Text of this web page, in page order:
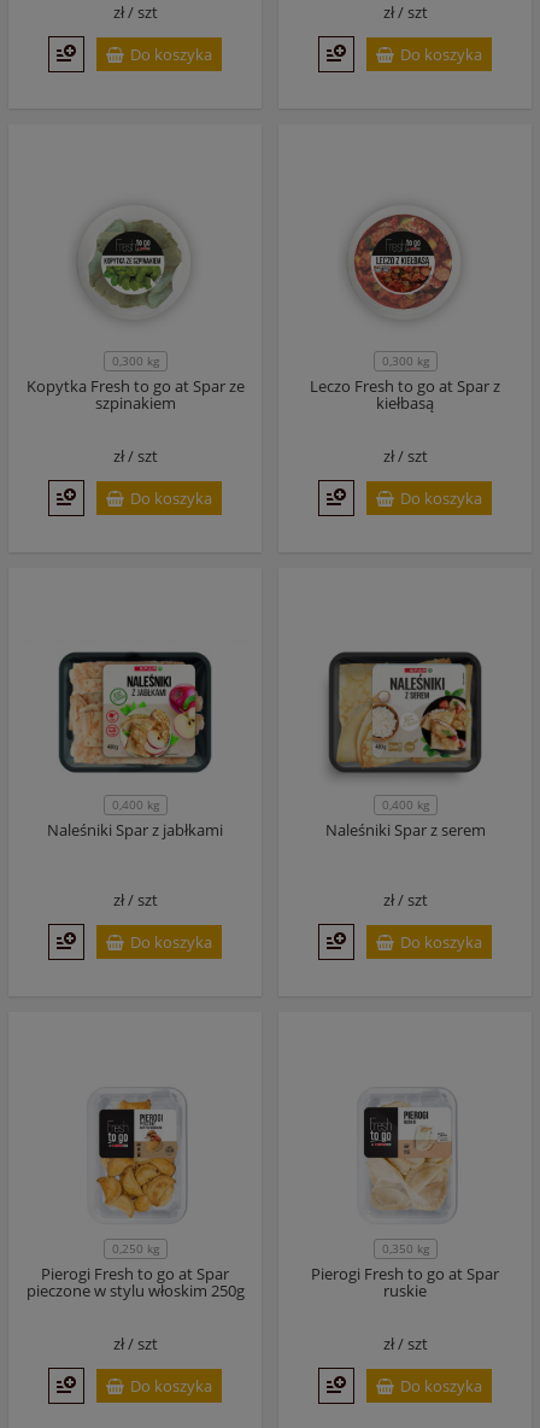
zł /szt
Do koszyka
zł /szt
Do koszyka
0,300 kg
Kopytka Fresh to go at Spar ze
szpinakiem
zł /szt
Do koszyka
0,300 kg
Leczo Fresh to go at Spar z
kiełbasą
zł /szt
Do koszyka
0,400 kg
Naleśniki Spar z jabłkami
zł /szt
Do koszyka
0,400 kg
Naleśniki Spar z serem
zł /szt
Do koszyka
0,250 kg
Pierogi Fresh to go at Spar
pieczone w stylu włoskim 250g
zł /szt
Do koszyka
0,350 kg
Pierogi Fresh to go at Spar
ruskie
zł /szt
Do koszyka